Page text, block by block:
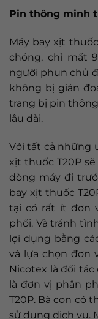
Pin thông minh
Máy bay xịt
chóng, chỉ mất
người phun chủ
không bị gián
trang bị pin
lâu dài.
Với tất cả những
xịt thuốc T20P
dòng máy đi
bay xịt thuốc
tại có rất ít đơn
phối. Và tránh
lợi dụng bằng
và lựa chọn đơn
Nicotex là đối tác
là đơn vị phân
T20P. Bà con có
sử dụng dịch vụ.